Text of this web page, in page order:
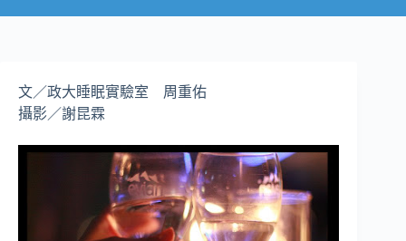
文／政大睡眠實驗室 周重佑
攝影／謝昆霖